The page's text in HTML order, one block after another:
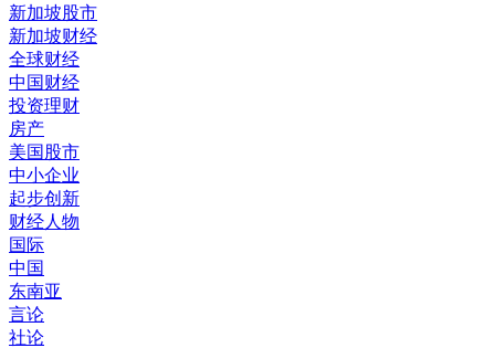
新加坡股市
新加坡财经
全球财经
中国财经
投资理财
房产
美国股市
中小企业
起步创新
财经人物
国际
中国
东南亚
言论
社论